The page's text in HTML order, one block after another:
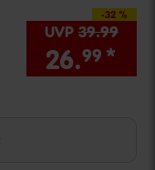
-32 %
Sie Sparen 32
UVP 39.99
26.99 *